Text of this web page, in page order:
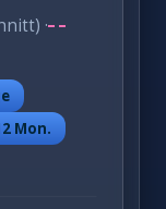
·
Mon.